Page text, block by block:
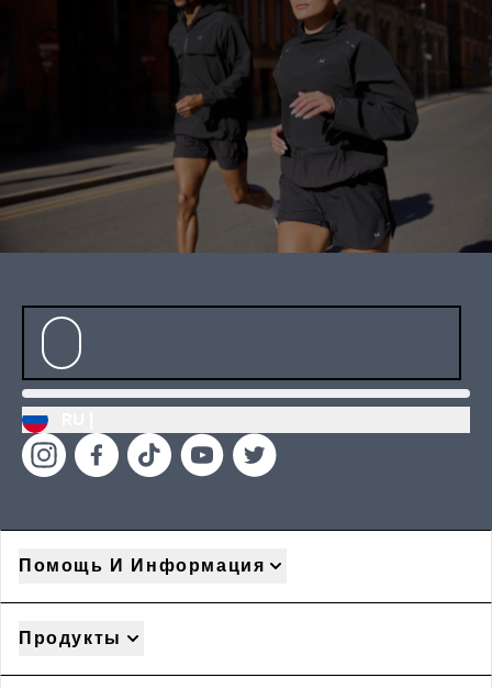
Помощь И Информация
Продукты